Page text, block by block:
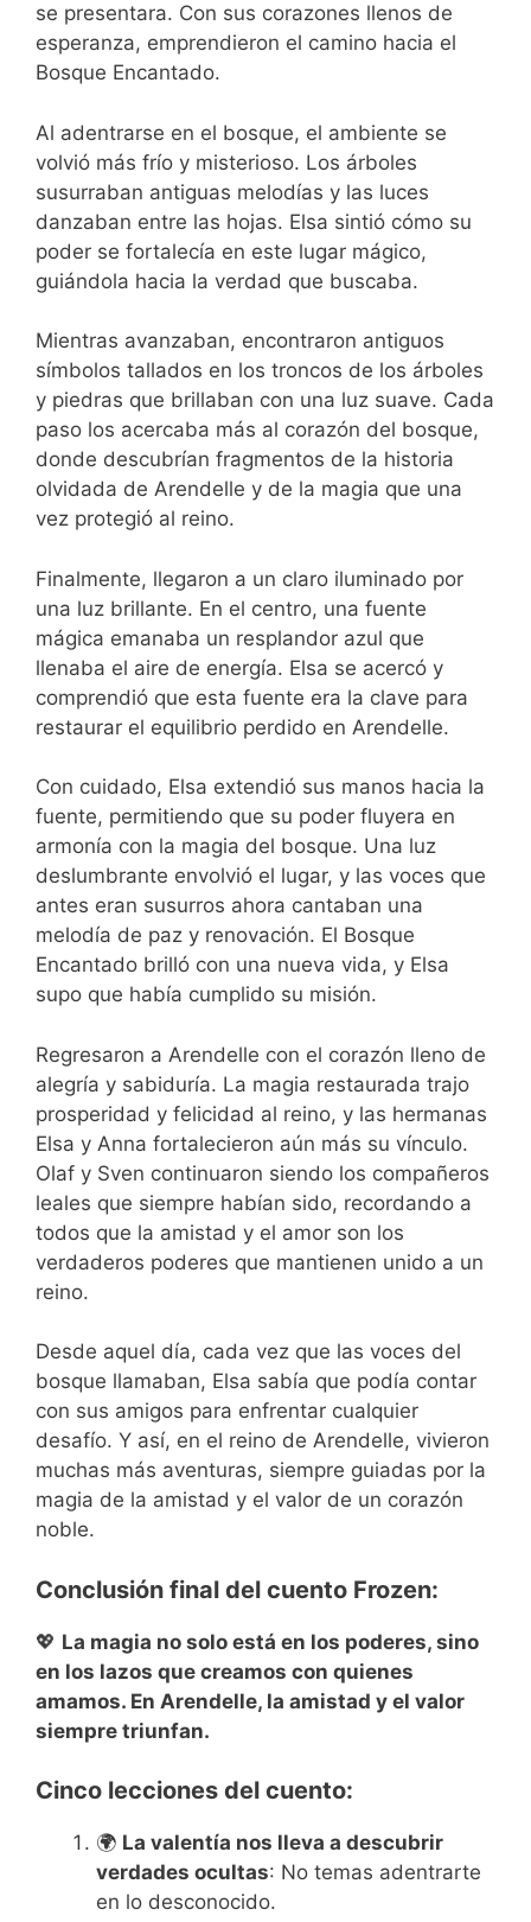
se presentara. Con sus corazones llenos de
esperanza, emprendieron el camino hacia el
Bosque Encantado.
Al adentrarse en el bosque, el ambiente se
volvió más frío y misterioso. Los árboles
susurraban antiguas melodías y las luces
danzaban entre las hojas. Elsa sintió cómo su
poder se fortalecía en este lugar mágico,
guiándola hacia la verdad que buscaba.
Mientras avanzaban, encontraron antiguos
símbolos tallados en los troncos de los árboles
y piedras que brillaban con una luz suave. Cada
paso los acercaba más al corazón del bosque,
donde descubrían fragmentos de la historia
olvidada de Arendelle y de la magia que una
vez protegió al reino.
Finalmente, llegaron a un claro iluminado por
una luz brillante. En el centro, una fuente
mágica emanaba un resplandor azul que
llenaba el aire de energía. Elsa se acercó y
comprendió que esta fuente era la clave para
restaurar el equilibrio perdido en Arendelle.
Con cuidado, Elsa extendió sus manos hacia la
fuente, permitiendo que su poder fluyera en
armonía con la magia del bosque. Una luz
deslumbrante envolvió el lugar, y las voces que
antes eran susurros ahora cantaban una
melodía de paz y renovación. El Bosque
Encantado brilló con una nueva vida, y Elsa
supo que había cumplido su misión.
Regresaron a Arendelle con el corazón lleno de
alegría y sabiduría. La magia restaurada trajo
prosperidad y felicidad al reino, y las hermanas
Elsa y Anna fortalecieron aún más su vínculo.
Olaf y Sven continuaron siendo los compañeros
leales que siempre habían sido, recordando a
todos que la amistad y el amor son los
verdaderos poderes que mantienen unido a un
reino.
Desde aquel día, cada vez que las voces del
bosque llamaban, Elsa sabía que podía contar
con sus amigos para enfrentar cualquier
desafío. Y así, en el reino de Arendelle, vivieron
muchas más aventuras, siempre guiadas por la
magia de la amistad y el valor de un corazón
noble.
Conclusión final del cuento Frozen:
💖 La magia no solo está en los poderes, sino
en los lazos que creamos con quienes
amamos. En Arendelle, la amistad y el valor
siempre triunfan.
Cinco lecciones del cuento:
🌍 La valentía nos lleva a descubrir
verdades ocultas: No temas adentrarte
en lo desconocido.